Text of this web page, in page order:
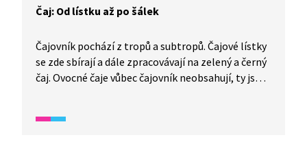
Čaj: Od lístku až po šálek
Čajovník pochází z tropů a subtropů. Čajové lístky
se zde sbírají a dále zpracovávají na zelený a černý
čaj. Ovocné čaje vůbec čajovník neobsahují, ty jsou
zajímavých informací.